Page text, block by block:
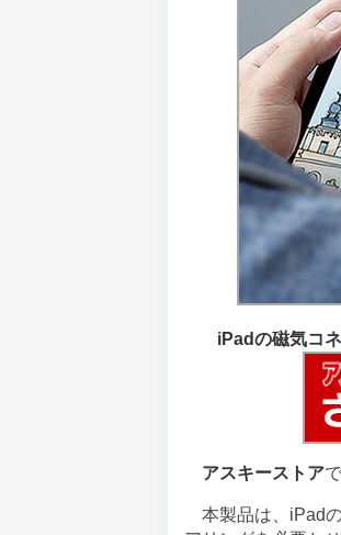
iPadの磁気コ
アスキーストア
本製品は、iPad